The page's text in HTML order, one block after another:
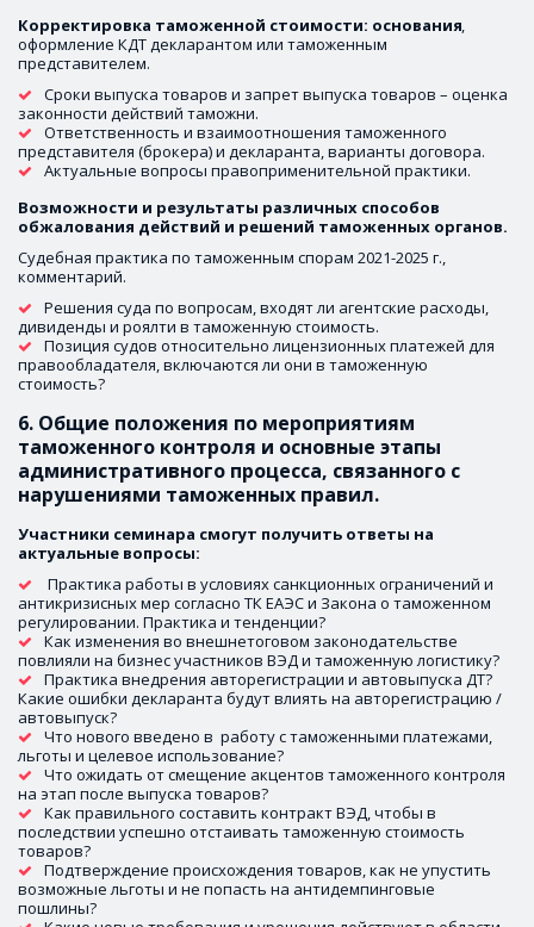
Корректировка таможенной стоимости: основания,
оформление КДТ декларантом или таможенным
представителем.
Сроки выпуска товаров и запрет выпуска товаров – оценка
законности действий таможни.
Ответственность и взаимоотношения таможенного
представителя (брокера) и декларанта, варианты договора.
Актуальные вопросы правоприменительной практики.
Возможности и результаты различных способов
обжалования действий и решений таможенных органов.
Судебная практика по таможенным спорам 2021-2025 г.,
комментарий.
Решения суда по вопросам, входят ли агентские расходы,
дивиденды и роялти в таможенную стоимость.
Позиция судов относительно лицензионных платежей для
правообладателя, включаются ли они в таможенную
стоимость?
6. Общие положения по мероприятиям
таможенного контроля и основные этапы
административного процесса, связанного с
нарушениями таможенных правил.
Участники семинара смогут получить ответы на
актуальные вопросы:
Практика работы в условиях санкционных ограничений и
антикризисных мер согласно ТК ЕАЭС и Закона о таможенном
регулировании. Практика и тенденции?
Как изменения во внешнетоговом законодательстве
повлияли на бизнес участников ВЭД и таможенную логистику?
Практика внедрения авторегистрации и автовыпуска ДТ?
Какие ошибки декларанта будут влиять на авторегистрацию /
автовыпуск?
Что нового введено в  работу с таможенными платежами,
льготы и целевое использование?
Что ожидать от смещение акцентов таможенного контроля
на этап после выпуска товаров?
Как правильного составить контракт ВЭД, чтобы в
последствии успешно отстаивать таможенную стоимость
товаров?
Подтверждение происхождения товаров, как не упустить
возможные льготы и не попасть на антидемпинговые
пошлины?